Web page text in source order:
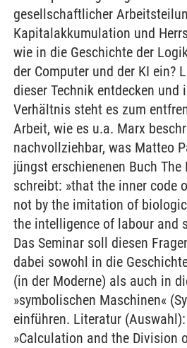
gesellschaftlicher
Kapitalakkumulation und
wie in die Geschichte der
der Computer und der KI ein?
dieser Technik entdecken und
Verhältnis steht es zum
Arbeit, wie es u.a. Marx
nachvollziehbar, was Matteo
jüngst erschienenen Buch The
schreibt: »that the inner code
not by the imitation of
the intelligence of labour and
Das Seminar soll diesen
dabei sowohl in die
(in der Moderne) als auch in
»symbolischen Maschinen«
einführen. Literatur
»Calculation and the Division